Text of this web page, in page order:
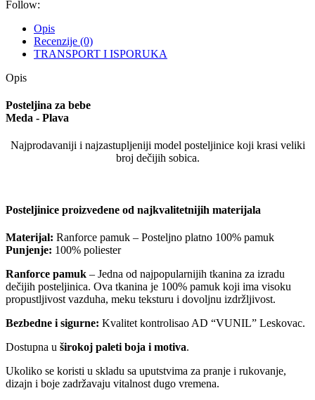
Follow:
Opis
Recenzije (0)
TRANSPORT I ISPORUKA
Opis
Posteljina za bebe
Meda - Plava
Najprodavaniji i najzastupljeniji model posteljinice koji krasi veliki
broj dečijih sobica.
Posteljinice proizvedene od najkvalitetnijih materijala
Materijal: Ranforce pamuk – Posteljno platno 100% pamuk
Punjenje: 100% poliester
Ranforce pamuk – Jedna od najpopularnijih tkanina za izradu
dečijih posteljinica. Ova tkanina je 100% pamuk koji ima visoku
propustljivost vazduha, meku teksturu i dovoljnu izdržljivost.
Bezbedne i sigurne: Kvalitet kontrolisao AD “VUNIL” Leskovac.
Dostupna u širokoj paleti boja i motiva.
Ukoliko se koristi u skladu sa uputstvima za pranje i rukovanje,
dizajn i boje zadržavaju vitalnost dugo vremena.